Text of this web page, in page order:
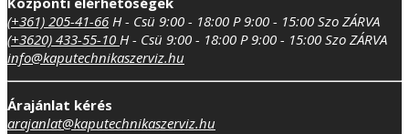
(+361) 205-41-66 H - Csü 9:00 - 18:00 P 9:00 - 15:00 Szo ZÁRVA
(+3620) 433-55-10 H - Csü 9:00 - 18:00 P 9:00 - 15:00 Szo ZÁRVA
info@kaputechnikaszerviz.hu
Árajánlat kérés
arajanlat@kaputechnikaszerviz.hu